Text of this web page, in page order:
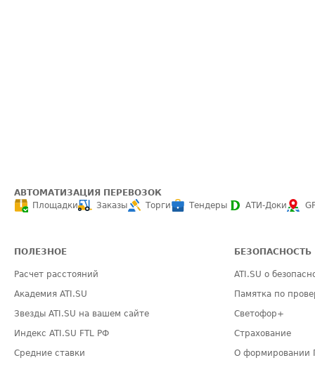
АВТОМАТИЗАЦИЯ ПЕРЕВОЗОК
Площадки
Заказы Торги Тендеры АТИ-Доки
ПОЛЕЗНОЕ
Расчет расстояний
Академия ATI.SU
Звезды ATI.SU на вашем сайте
Индекс ATI.SU FTL РФ
Средние ставки
БЕЗОПАСНОСТЬ
ATI.SU о
Памятка по
Светофор+
Страхование
О формировании